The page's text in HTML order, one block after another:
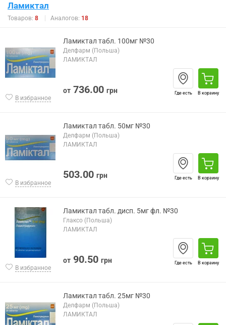
Ламиктал
Товаров: 8 Аналогов: 18
В избранное
Ламиктал табл. 100мг №30
Делфарм (Польша)
ЛАМИКТАЛ
от 736.00 грн Где есть В корзину
В избранное
Ламиктал табл. 50мг №30
Делфарм (Польша)
ЛАМИКТАЛ
503.00 грн Где есть В корзину
В избранное
Ламиктал табл. дисп. 5мг фл. №30
Глаксо (Польша)
ЛАМИКТАЛ
от 90.50 грн Где есть В корзину
Ламиктал табл. 25мг №30
Делфарм (Польша)
ЛАМИКТАЛ